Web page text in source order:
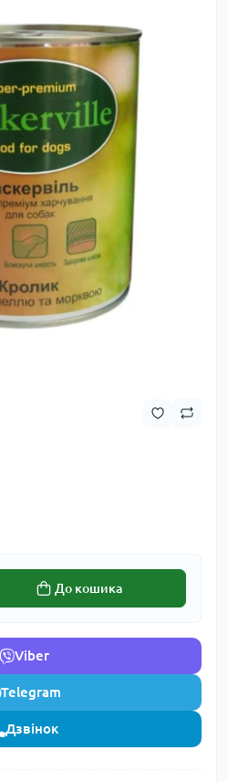
До кошика
Viber
Telegram
Дзвінок